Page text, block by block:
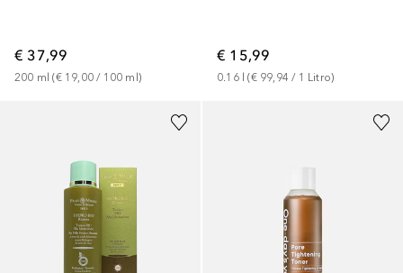
€ 37,99
200 ml (€ 19,00 / 100 ml)
€ 15,99
0.16 l (€ 99,94 / 1 Litro)